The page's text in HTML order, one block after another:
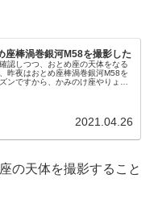
座棒渦巻銀河M58を撮影した
認しつつ、おとめ座の天体をなる
昨夜はおとめ座棒渦巻銀河M58を
ンですから、かみのけ座やりょう
2021.04.26
の天体を撮影すること